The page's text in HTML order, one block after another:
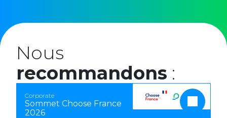
Nous
recommandons :
Corporate
Sommet Choose France
2026